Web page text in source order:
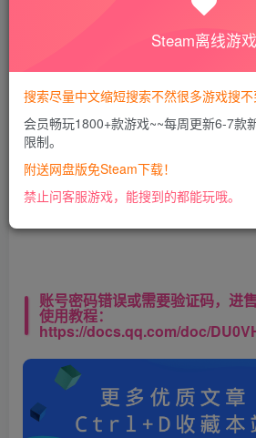
开通会员
此处内容已隐藏，VIP
请登录后查看特
账号密码错误或需要验证码，进
使用教程：
https://docs.qq.com/doc/
Steam离线游戏
搜索尽量中文缩短搜索不然很多游戏搜不
会员畅玩1800+款游戏~~每周更新6-7款
限制。
附送网盘版免Steam下载！
禁止问客服游戏，能搜到的都能玩哦。